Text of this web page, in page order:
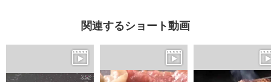
関連するショート動画